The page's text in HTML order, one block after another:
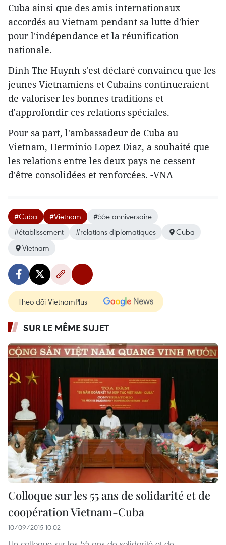
Cuba ainsi que des amis internationaux
accordés au Vietnam pendant sa lutte d'hier
pour l'indépendance et la réunification
nationale.
Dinh The Huynh s'est déclaré convaincu que les
jeunes Vietnamiens et Cubains continueraient
de valoriser les bonnes traditions et
d'approfondir ces relations spéciales.
Pour sa part, l'ambassadeur de Cuba au
Vietnam, Herminio Lopez Diaz, a souhaité que
les relations entre les deux pays ne cessent
d'être consolidées et renforcées. -VNA
#Cuba #Vietnam
#55e anniversaire
#établissement
#relations diplomatiques
Cuba
Vietnam
Theo dõi VietnamPlus
SUR LE MÊME SUJET
Colloque sur les 55 ans de solidarité et de
coopération Vietnam-Cuba
10/09/2015 10:02